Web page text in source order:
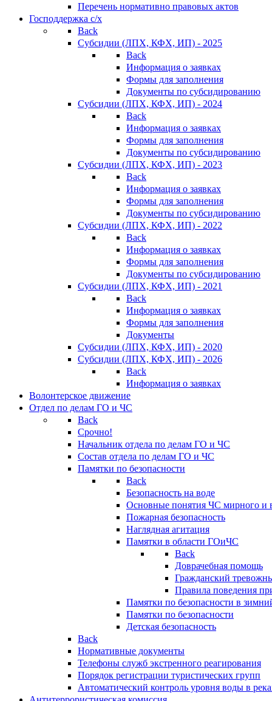
Перечень нормативно правовых актов
Господдержка с/х
Back
Субсидии (ЛПХ, КФХ, ИП) - 2025
Back
Информация о заявках
Формы для заполнения
Документы по субсидированию
Субсидии (ЛПХ, КФХ, ИП) - 2024
Back
Информация о заявках
Формы для заполнения
Документы по субсидированию
Субсидии (ЛПХ, КФХ, ИП) - 2023
Back
Информация о заявках
Формы для заполнения
Документы по субсидированию
Субсидии (ЛПХ, КФХ, ИП) - 2022
Back
Информация о заявках
Формы для заполнения
Документы по субсидированию
Субсидии (ЛПХ, КФХ, ИП) - 2021
Back
Информация о заявках
Формы для заполнения
Документы
Субсидии (ЛПХ, КФХ, ИП) - 2020
Субсидии (ЛПХ, КФХ, ИП) - 2026
Back
Информация о заявках
Волонтерское движение
Отдел по делам ГО и ЧС
Back
Срочно!
Начальник отдела по делам ГО и ЧС
Состав отдела по делам ГО и ЧС
Памятки по безопасности
Back
Безопасность на воде
Основные понятия ЧС мирного и
Пожарная безопасность
Наглядная агитация
Памятки в области ГОиЧС
Back
Доврачебная помощь
Гражданский
Правила поведения
Памятки по безопасности в
Памятки по безопасности
Детская безопасность
Back
Нормативные документы
Телефоны служб экстренного реагирования
Порядок регистрации туристических групп
Автоматический контроль уровня воды в